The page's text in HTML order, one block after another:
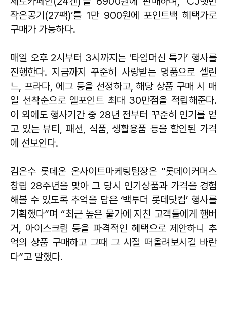
작은공기(27팩)’를 1만 900원에 포인트백 혜택가로
구매가 가능하다.
매일 오후 2시부터 3시까지는 '타임머신 특가’ 행사를
진행한다. 지금까지 꾸준히 사랑받는 명품으로 셀린
느, 프라다, 에그 등을 선정하고, 해당 상품 구매 시 매
일 선착순으로 엘포인트 최대 30만점을 적립해준다.
이 외에도 행사기간 중 28년 전부터 꾸준히 인기를 얻
고 있는 뷰티, 패션, 식품, 생활용품 등을 할인된 가격
에 선보인다.
김은수 롯데온 온사이트마케팅팀장은 "롯데이커머스
창립 28주년을 맞아 그 당시 인기상품과 가격을 경험
해볼 수 있도록 추억을 담은 ‘백투더 롯데닷컴’ 행사를
기획했다”며 “최근 높은 물가에 지친 고객들에게 햄버
거, 아이스크림 등을 파격적인 혜택으로 제안하니 추
억의 상품 구매하고 그때 그 시절 떠올려보시길 바란
다”고 말했다.